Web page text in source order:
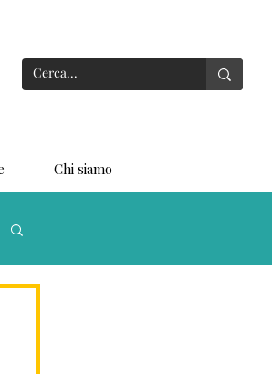
Chi siamo